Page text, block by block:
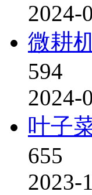
2024-
微耕
594
2024-
叶子
655
2023-